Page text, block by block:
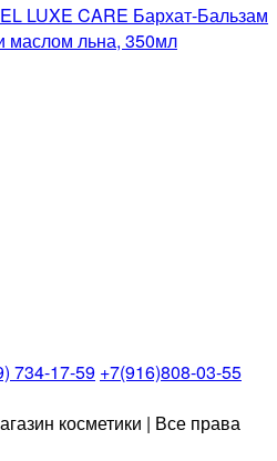
LUXE CARE Бархат-Бальзам
маслом льна, 350мл
734-17-59 +7(916)808-03-55
косметики | Все права